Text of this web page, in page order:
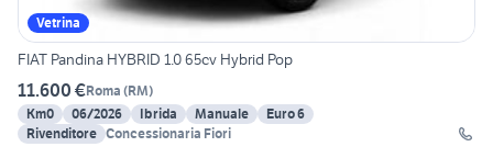
Vetrina
FIAT Pandina HYBRID 1.0 65cv Hybrid Pop
11.600 €Roma (RM)
Km0
06/2026 Ibrida Manuale
Euro 6
Rivenditore Concessionaria Fiori